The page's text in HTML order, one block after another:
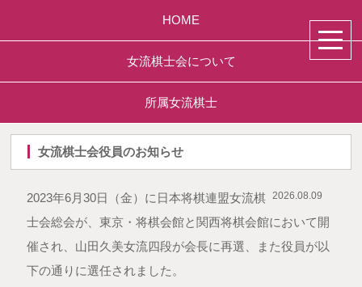
HOME
女流棋士会について
所属女流棋士
女流棋士会役員のお知らせ
2026.08.09
2023年6月30日（金）に日本将棋連盟女流棋
士会総会が、東京・将棋会館と関西将棋会館において開
催され、山田久美女流四段が会長に再選、また役員が以
下の通りに選任されました。